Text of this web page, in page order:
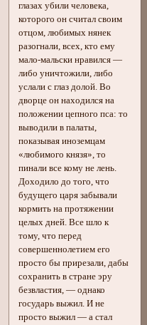
глазах убили человека,
которого он считал своим
отцом, любимых нянек
разогнали, всех, кто ему
мало-мальски нравился —
либо уничтожили, либо
услали с глаз долой. Во
дворце он находился на
положении цепного пса: то
выводили в палаты,
показывая иноземцам
«любимого князя», то
пинали все кому не лень.
Доходило до того, что
будущего царя забывали
кормить на протяжении
целых дней. Все шло к
тому, что перед
совершеннолетием его
просто бы прирезали, дабы
сохранить в стране эру
безвластия, — однако
государь выжил. И не
просто выжил — а стал